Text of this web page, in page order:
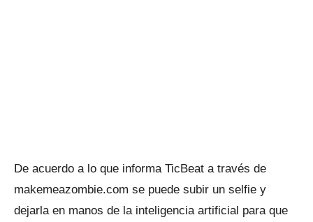
De acuerdo a lo que informa TicBeat a través de
makemeazombie.com se puede subir un selfie y
dejarla en manos de la inteligencia artificial para que